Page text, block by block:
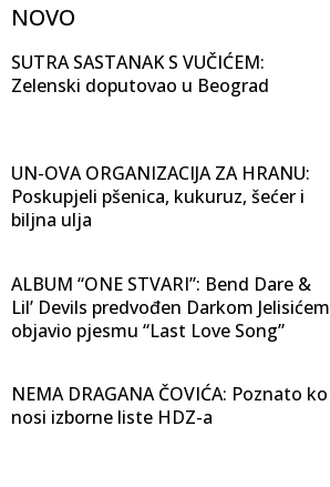
NOVO
SUTRA SASTANAK S VUČIĆEM:
Zelenski doputovao u Beograd
UN-OVA ORGANIZACIJA ZA HRANU:
Poskupjeli pšenica, kukuruz, šećer i
biljna ulja
ALBUM “ONE STVARI”: Bend Dare &
Lil’ Devils predvođen Darkom Jelisićem
objavio pjesmu “Last Love Song”
NEMA DRAGANA ČOVIĆA: Poznato ko
nosi izborne liste HDZ-a